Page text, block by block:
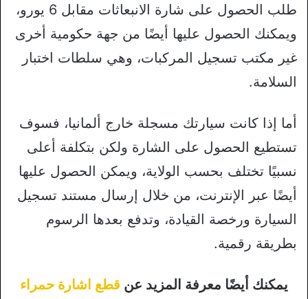
طلب الحصول على شارة الانبعاثات مقابل 6 يورو،
ويمكنك الحصول عليها أيضًا من جهة حكومية أخرى
غير مكتب تسجيل المركبات، وهي سلطات اختبار
السلامة.
أما إذا كانت سيارتك مسجلة خارج ألمانيا، فسوف
تستطيع الحصول على الشارة ولكن بتكلفة أعلى
نسبيًا تختلف بحسب الولاية، ويمكن الحصول عليها
أيضًا عبر الإنترنت، من خلال إرسال مستند تسجيل
السيارة ورخصة القيادة، وتدفع بعدها الرسوم
بطريقة رقمية.
يمكنك أيضًا معرفة المزيد عن قطع اشارة حمراء